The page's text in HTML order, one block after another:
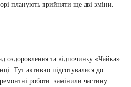
планують прийняти ще дві зміни.
оздоровлення та відпочинку «Чайка»
Тут активно підготувалися до
роботи: замінили частину